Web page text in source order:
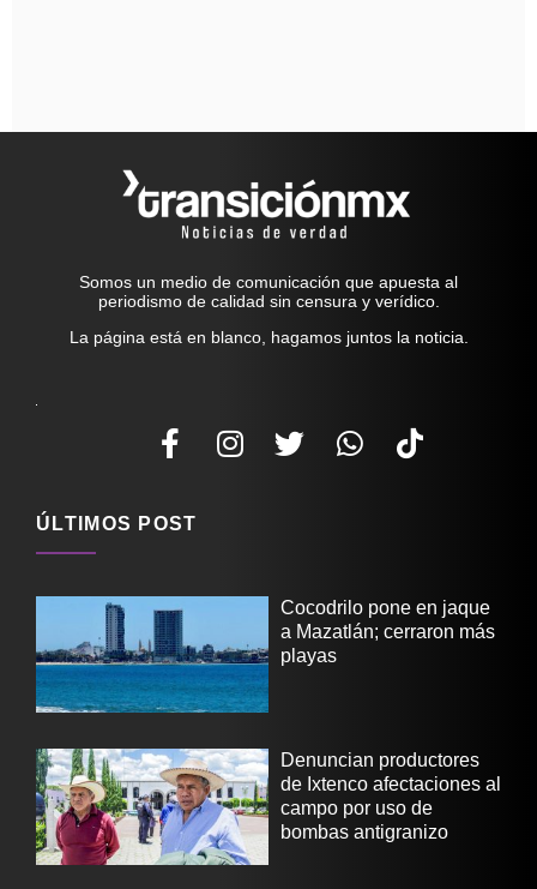
Somos un medio de comunicación que apuesta al
periodismo de calidad sin censura y verídico.
La página está en blanco, hagamos juntos la noticia.
ÚLTIMOS POST
Cocodrilo pone en jaque
a Mazatlán; cerraron más
playas
Denuncian productores
de Ixtenco afectaciones al
campo por uso de
bombas antigranizo